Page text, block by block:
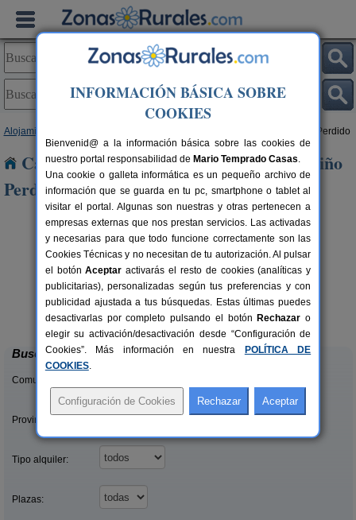
Alojamientos > Alquerías del Niño Perdido
Casas Rurales cerca de Alquerías del Niño
Perdido
12-26 pers.
desde30 €
Casa Rural Masía Sierra Irta
Alcalá de Xivert (Castellón)
Buscar
Comunidades:
Provincias/Islas:
Tipo alquiler:
Plazas:
INFORMACIÓN BÁSICA SOBRE
COOKIES
Bienvenid@ a la información básica sobre las cookies de
nuestro portal responsabilidad de Mario Temprado Casas.
Una cookie o galleta informática es un pequeño archivo de
información que se guarda en tu pc, smartphone o tablet al
visitar el portal. Algunas son nuestras y otras pertenecen a
empresas externas que nos prestan servicios. Las activadas
y necesarias para que todo funcione correctamente son las
Cookies Técnicas y no necesitan de tu autorización. Al pulsar
el botónAceptar activarás el resto de cookies (analíticas y
publicitarias), personalizadas según tus preferencias y con
publicidad ajustada a tus búsquedas. Estas últimas puedes
desactivarlas por completo pulsando el botón Rechazar o
elegir su activación/desactivación desde “Configuración de
Cookies”. Más información en nuestra
POLÍTICA DE
COOKIES.